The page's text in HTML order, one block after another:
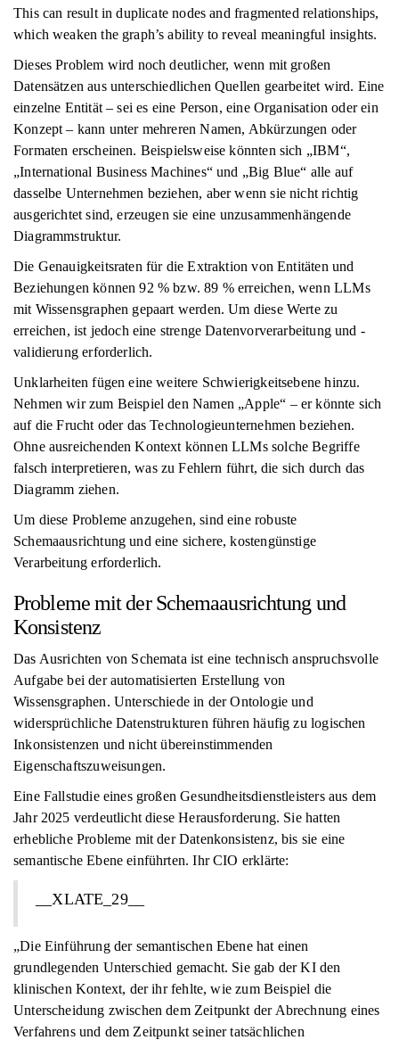
This can result in duplicate nodes and fragmented relationships,
which weaken the graph’s ability to reveal meaningful insights.
Dieses Problem wird noch deutlicher, wenn mit großen
Datensätzen aus unterschiedlichen Quellen gearbeitet wird. Eine
einzelne Entität – sei es eine Person, eine Organisation oder ein
Konzept – kann unter mehreren Namen, Abkürzungen oder
Formaten erscheinen. Beispielsweise könnten sich „IBM“,
„International Business Machines“ und „Big Blue“ alle auf
dasselbe Unternehmen beziehen, aber wenn sie nicht richtig
ausgerichtet sind, erzeugen sie eine unzusammenhängende
Diagrammstruktur.
Die Genauigkeitsraten für die Extraktion von Entitäten und
Beziehungen können 92 % bzw. 89 % erreichen, wenn LLMs
mit Wissensgraphen gepaart werden. Um diese Werte zu
erreichen, ist jedoch eine strenge Datenvorverarbeitung und -
validierung erforderlich.
Unklarheiten fügen eine weitere Schwierigkeitsebene hinzu.
Nehmen wir zum Beispiel den Namen „Apple“ – er könnte sich
auf die Frucht oder das Technologieunternehmen beziehen.
Ohne ausreichenden Kontext können LLMs solche Begriffe
falsch interpretieren, was zu Fehlern führt, die sich durch das
Diagramm ziehen.
Um diese Probleme anzugehen, sind eine robuste
Schemaausrichtung und eine sichere, kostengünstige
Verarbeitung erforderlich.
Probleme mit der Schemaausrichtung und
Konsistenz
Das Ausrichten von Schemata ist eine technisch anspruchsvolle
Aufgabe bei der automatisierten Erstellung von
Wissensgraphen. Unterschiede in der Ontologie und
widersprüchliche Datenstrukturen führen häufig zu logischen
Inkonsistenzen und nicht übereinstimmenden
Eigenschaftszuweisungen.
Eine Fallstudie eines großen Gesundheitsdienstleisters aus dem
Jahr 2025 verdeutlicht diese Herausforderung. Sie hatten
erhebliche Probleme mit der Datenkonsistenz, bis sie eine
semantische Ebene einführten. Ihr CIO erklärte:
__XLATE_29__
„Die Einführung der semantischen Ebene hat einen
grundlegenden Unterschied gemacht. Sie gab der KI den
klinischen Kontext, der ihr fehlte, wie zum Beispiel die
Unterscheidung zwischen dem Zeitpunkt der Abrechnung eines
Verfahrens und dem Zeitpunkt seiner tatsächlichen